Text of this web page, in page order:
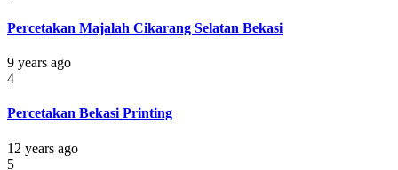
Percetakan Majalah Cikarang Selatan Bekasi
9 years ago
4
Percetakan Bekasi Printing
12 years ago
5